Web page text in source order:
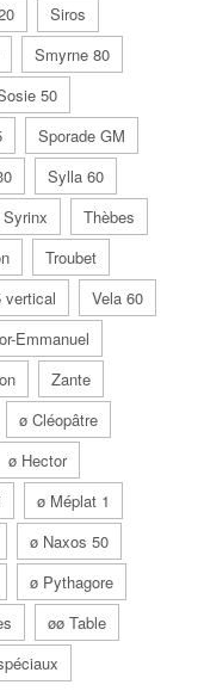
Siros
Smyrne 80
50
Sporade GM
Sylla 60
Syrinx
Thèbes
Troubet
vertical
Vela 60
Emmanuel
Zante
ø Cléopâtre
ø Hector
ø Méplat 1
ø Naxos 50
ø Pythagore
øø Table